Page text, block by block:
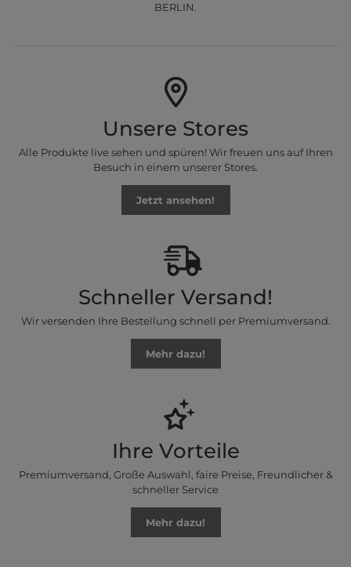
BERLIN.
Unsere Stores
Alle Produkte live sehen und spüren! Wir freuen uns auf Ihren
Besuch in einem unserer Stores.
Jetzt ansehen!
Schneller Versand!
Wir versenden Ihre Bestellung schnell per Premiumversand.
Mehr dazu!
Ihre Vorteile
Premiumversand, Große Auswahl, faire Preise, Freundlicher &
schneller Service
Mehr dazu!